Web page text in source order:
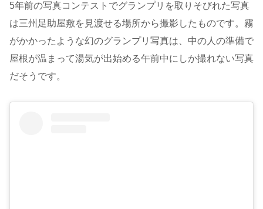
5年前の写真コンテストでグランプリを取りそびれた写真
は三州足助屋敷を見渡せる場所から撮影したものです。霧
がかかったような幻のグランプリ写真は、中の人の準備で
屋根が温まって湯気が出始める午前中にしか撮れない写真
だそうです。